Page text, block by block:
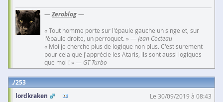
—Zeroblog—
« Tout homme porte sur l'épaule gauche un singe et, sur
l'épaule droite, un perroquet. » — Jean Cocteau
« Moi je cherche plus de logique non plus. C'est surement
pour cela que j'apprécie les Ataris, ils sont aussi logiques
que moi ! » — GT Turbo
253
lordkraken
Le 30/09/2019 à 08:43